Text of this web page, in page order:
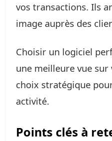
vos transactions. Ils
image auprès des
Choisir un logiciel
une meilleure vue sur
choix stratégique
activité.
Points clés à